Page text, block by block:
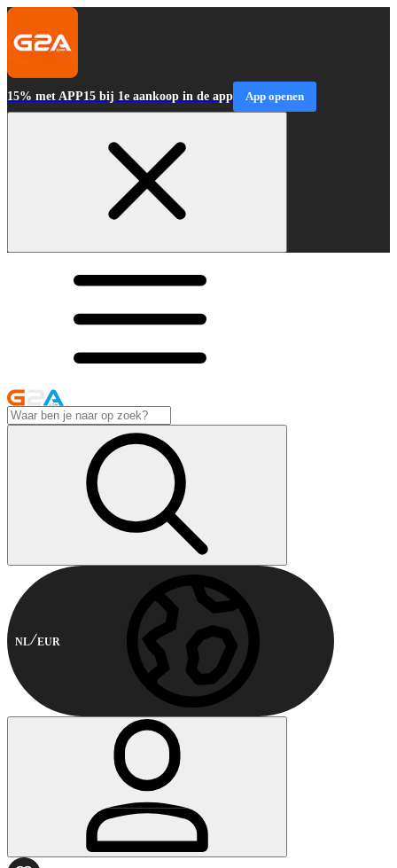
15% met APP15 bij 1e aankoop in de app App openen
NL EUR